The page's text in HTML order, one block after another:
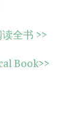
读全书 >>
Book>>